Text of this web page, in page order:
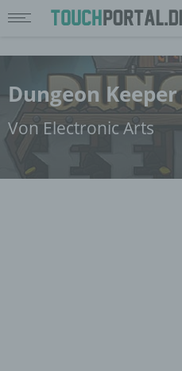
Dungeon Keeper
Von Electronic Arts